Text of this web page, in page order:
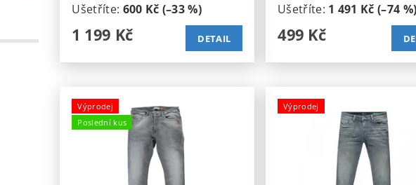
Ušetříte: 600 Kč (–33 %)
1 199 Kč DETAIL
Ušetříte: 1 491 Kč (–74
499 Kč
Výprodej
Poslední kus
Výprodej